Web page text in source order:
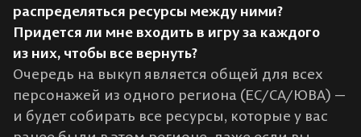
распределяться ресурсы между ними?
Придется ли мне входить в игру за каждого
из них, чтобы все вернуть?
Очередь на выкуп является общей для всех
персонажей из одного региона (ЕС/СА/ЮВА) —
и будет собирать все ресурсы, которые у вас